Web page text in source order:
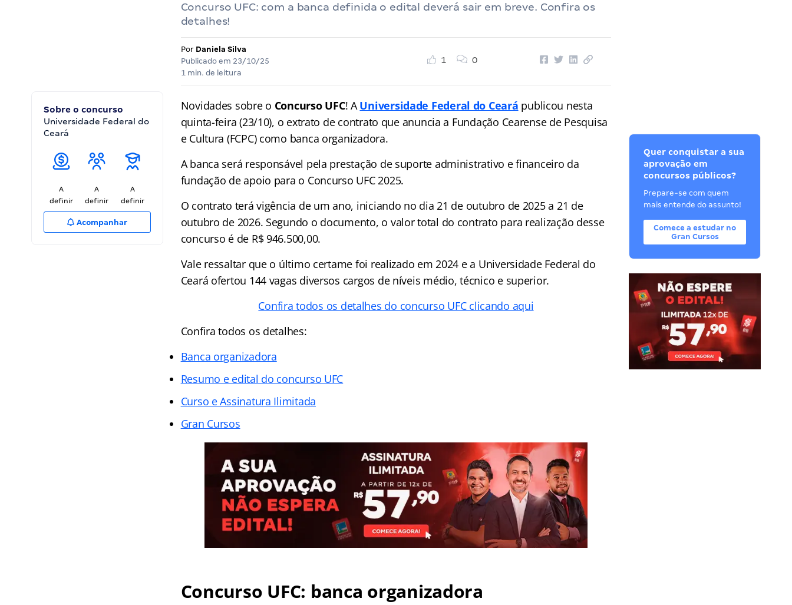
Concurso UFC: com a banca definida o edital deverá sair em breve. Confira os
detalhes!
Por Daniela Silva
Publicado em 23/10/25
1 min. de leitura
1 0
Sobre o concurso
Universidade Federal do
Ceará
A
definir
A
definir
A
definir
Acompanhar
Novidades sobre o Concurso UFC! AUniversidade Federal do Ceará publicou nesta
quinta-feira (23/10), o extrato de contrato que anuncia a Fundação Cearense de Pesquisa
e Cultura (FCPC) como banca organizadora.
A banca será responsável pela prestação de suporte administrativo e financeiro da
fundação de apoio para o Concurso UFC 2025.
O contrato terá vigência de um ano, iniciando no dia 21 de outubro de 2025 a 21 de
outubro de 2026. Segundo o documento, o valor total do contrato para realização desse
concurso é de R$ 946.500,00.
Vale ressaltar que o último certame foi realizado em 2024 e a Universidade Federal do
Ceará ofertou 144 vagas diversos cargos de níveis médio, técnico e superior.
Confira todos os detalhes do concurso UFC clicando aqui
Confira todos os detalhes:
Banca organizadora
Resumo e edital do concurso UFC
Curso e Assinatura Ilimitada
Gran Cursos
Concurso UFC: banca organizadora
Quer conquistar a sua
aprovação em
concursos públicos?
Prepare-se com quem
mais entende do assunto!
Comece a estudar no
Gran Cursos